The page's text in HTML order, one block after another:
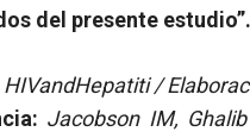
del presente estudio”.
HIVandHepatiti /
Jacobson IM,